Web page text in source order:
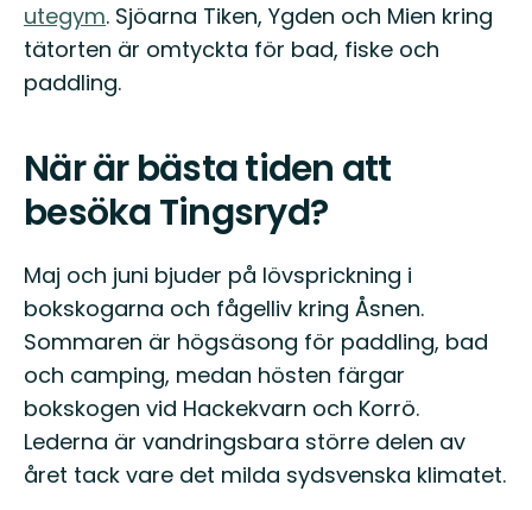
utegym. Sjöarna Tiken, Ygden och Mien kring
tätorten är omtyckta för bad, fiske och
paddling.
När är bästa tiden att
besöka Tingsryd?
Maj och juni bjuder på lövsprickning i
bokskogarna och fågelliv kring Åsnen.
Sommaren är högsäsong för paddling, bad
och camping, medan hösten färgar
bokskogen vid Hackekvarn och Korrö.
Lederna är vandringsbara större delen av
året tack vare det milda sydsvenska klimatet.